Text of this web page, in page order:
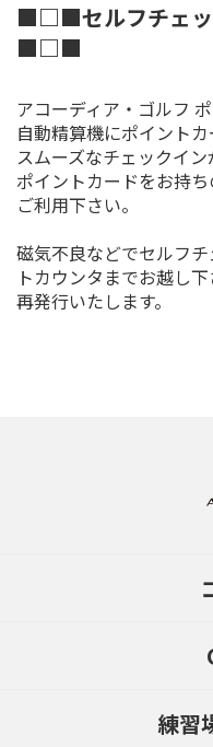
■□■セルフチェッ
■□■
アコーディア・ゴルフ
自動精算機にポイント
スムーズなチェックイ
ポイントカードをお持
ご利用下さい。
磁気不良などでセルフ
トカウンタまでお越し下
再発行いたします。
練習